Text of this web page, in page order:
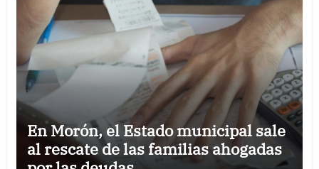
En Morón, el Estado municipal sale
al rescate de las familias ahogadas